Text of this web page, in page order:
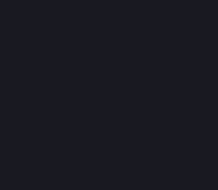
puedes solicitarlo igualmente para
jurisdicciones, los clientes pueden
reembolso cuando el juego está
Se te hará un reembolso completo de
una semana tras su aprobación.
Cartera de Steam o mediante el
utilizaste para hacer la compra. Si, por
puede realizar un reembolso a través
inicial, se acreditará el importe total
(Algunos de los métodos de pago
pueden no admitir el reembolso de
Haz clic aquí para ver